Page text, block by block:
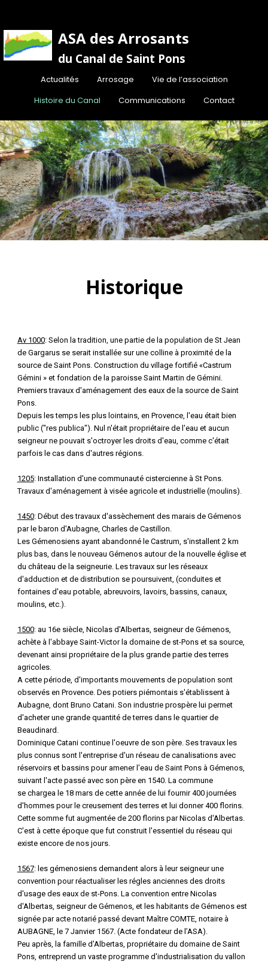
ASA des Arrosants
du Canal de Saint Pons
Actualités Arrosage
Vie de l’association
Histoire du Canal
Communications Contact
Historique
Av 1000: Selon la tradition, une partie de la population de St Jean
de Gargarus se serait installée sur une colline à proximité de la
source de Saint Pons. Construction du village fortifié «Castrum
Gémini » et fondation de la paroisse Saint Martin de Gémini.
Premiers travaux d'aménagement des eaux de la source de Saint
Pons.
Depuis les temps les plus lointains, en Provence, l'eau était bien
public ("res publica"). Nul n'était propriétaire de l'eau et aucun
seigneur ne pouvait s'octroyer les droits d'eau, comme c'était
parfois le cas dans d'autres régions.
1205: Installation d'une communauté cistercienne à St Pons.
Travaux d'aménagement à visée agricole et industrielle (moulins).
1450: Début des travaux d'assèchement des marais de Gémenos
par le baron d'Aubagne, Charles de Castillon.
Les Gémenosiens ayant abandonné le Castrum, s'installent 2 km
plus bas, dans le nouveau Gémenos autour de la nouvelle église et
du château de la seigneurie. Les travaux sur les réseaux
d'adduction et de distribution se poursuivent, (conduites et
fontaines d'eau potable, abreuvoirs, lavoirs, bassins, canaux,
moulins, etc.).
1500: au 16e siècle, Nicolas d'Albertas, seigneur de Gémenos,
achète à l'abbaye Saint-Victor la domaine de st-Pons et sa source,
devenant ainsi propriétaire de la plus grande partie des terres
agricoles.
A cette période, d'importants mouvements de population sont
observés en Provence. Des potiers piémontais s'établissent à
Aubagne, dont Bruno Catani. Son industrie prospère lui permet
d'acheter une grande quantité de terres dans le quartier de
Beaudinard.
Dominique Catani continue l'oeuvre de son père. Ses travaux les
plus connus sont l'entreprise d'un réseau de canalisations avec
réservoirs et bassins pour amener l'eau de Saint Pons à Gémenos,
suivant l'acte passé avec son père en 1540. La commune
se chargea le 18 mars de cette année de lui fournir 400 journées
d'hommes pour le creusement des terres et lui donner 400 florins.
Cette somme fut augmentée de 200 florins par Nicolas d'Albertas.
C'est à cette époque que fut construit l'essentiel du réseau qui
existe encore de nos jours.
1567: les gémenosiens demandent alors à leur seigneur une
convention pour réactualiser les régles anciennes des droits
d'usage des eaux de st-Pons. La convention entre Nicolas
d'Albertas, seigneur de Gémenos, et les habitants de Gémenos est
signée par acte notarié passé devant Maître COMTE, notaire à
AUBAGNE, le 7 Janvier 1567. (Acte fondateur de l’ASA).
Peu après, la famille d'Albertas, propriétaire du domaine de Saint
Pons, entreprend un vaste programme d'industrialisation du vallon